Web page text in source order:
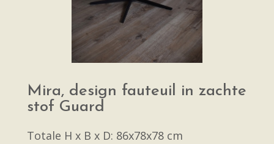
Mira, design fauteuil in zachte
stof Guard
Totale H x B x D: 86x78x78 cm